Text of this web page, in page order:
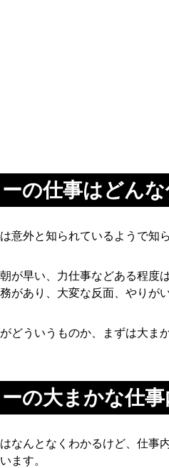
の仕事はどんな
意外と知られているようで知
が早い、力仕事などある程度
があり、大変な反面、やりが
どういうものか、まずは大ま
の大まかな仕
なんとなくわかるけど、仕事
ます。